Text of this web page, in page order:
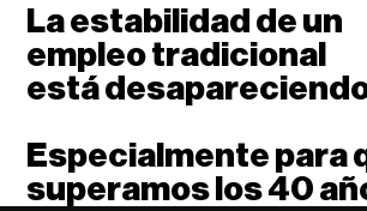
La estabilidad de un
empleo tradicional
está
Especialmente para
superamos los 40